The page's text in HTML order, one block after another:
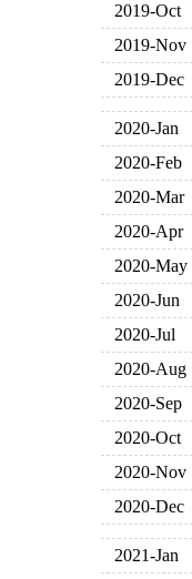
2019-Oct
2019-Nov
2019-Dec
2020-Jan
2020-Feb
2020-Mar
2020-Apr
2020-May
2020-Jun
2020-Jul
2020-Aug
2020-Sep
2020-Oct
2020-Nov
2020-Dec
2021-Jan